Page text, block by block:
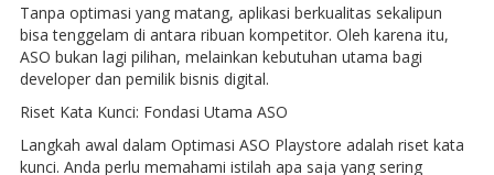
Tanpa optimasi yang matang, aplikasi berkualitas sekalipun
bisa tenggelam di antara ribuan kompetitor. Oleh karena itu,
ASO bukan lagi pilihan, melainkan kebutuhan utama bagi
developer dan pemilik bisnis digital.
Riset Kata Kunci: Fondasi Utama ASO
Langkah awal dalam Optimasi ASO Playstore adalah riset kata
kunci. Anda perlu memahami istilah apa saja yang sering